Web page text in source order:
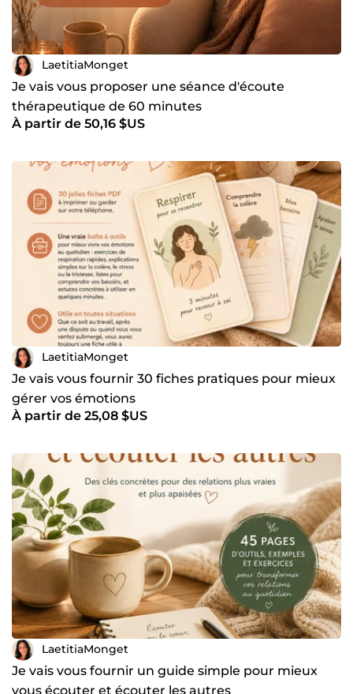
LaetitiaMonget
Je vais vous proposer une séance d'écoute
thérapeutique de 60 minutes
À partir de 50,16 $US
LaetitiaMonget
Je vais vous fournir 30 fiches pratiques pour mieux
gérer vos émotions
À partir de 25,08 $US
LaetitiaMonget
Je vais vous fournir un guide simple pour mieux
vous écouter et écouter les autres